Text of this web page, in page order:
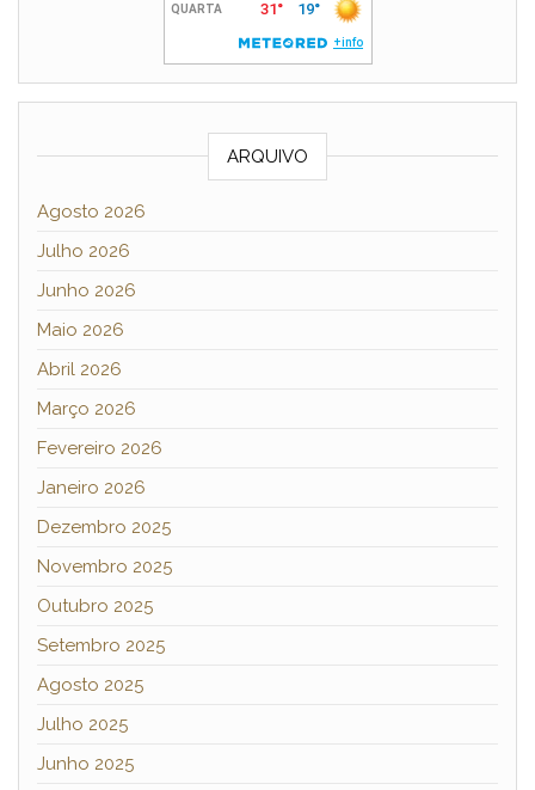
ARQUIVO
Agosto 2026
Julho 2026
Junho 2026
Maio 2026
Abril 2026
Março 2026
Fevereiro 2026
Janeiro 2026
Dezembro 2025
Novembro 2025
Outubro 2025
Setembro 2025
Agosto 2025
Julho 2025
Junho 2025